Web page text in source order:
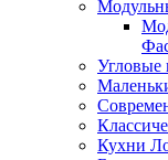
Угловые
Кухни